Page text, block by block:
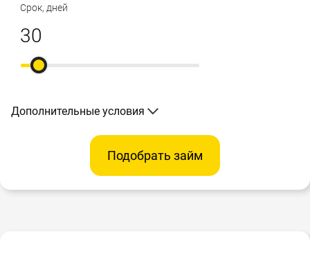
Срок, дней
Дополнительные условия
Подобрать займ